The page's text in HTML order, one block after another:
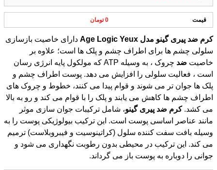
قیمت 0 تومان
کرم ضد پیری گینو مدل Age Logic Yeux دارای خاصیت بازسازی
سلولی چشم ها برای اطراف چشم و پلک ها است؛ علاوه بر
خاصیت ضد چروک ، به وسیله ATP که مولکول پایه انرژی رسان
است ، فعالیت سلولی را افزایش می دهد. پوست اطراف چشم و
پلک ها جوان تر می شوند و قوام پیدا می کنند، خطوط و چروک های
اطراف چشم ها کاهش می یابند و پلک را با قوام می کند و رو به بالا
می کشد.کرم ضد پیری گینو، شامل ترکیبات جوان سازی موثر
مانند عناصر اساسی پوست است. این ترکیب بیولوژیکی پوست را به
وسیله بافت سفت کننده سلول (کراتینوسیت و فیبروبلاست) ترمیم
می کند. این ترکیب در محیطی بدون رطوبت نگهداری می شود و
جوانی را دوباره به پوست باز می گرداند.